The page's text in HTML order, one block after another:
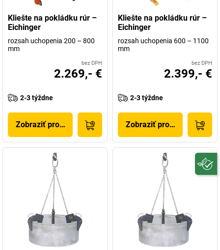
Kliešte na pokládku rúr –
Eichinger
rozsah uchopenia 200 – 800
mm
bez DPH
2.269,- €
2-3 týždne
Zobraziť produkt
Kliešte na pokládku rúr –
Eichinger
rozsah uchopenia 600 – 1100
mm
bez DPH
2.399,- €
2-3 týždne
Zobraziť produkt